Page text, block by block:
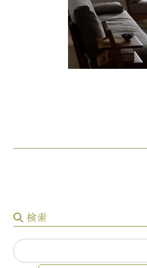
検索